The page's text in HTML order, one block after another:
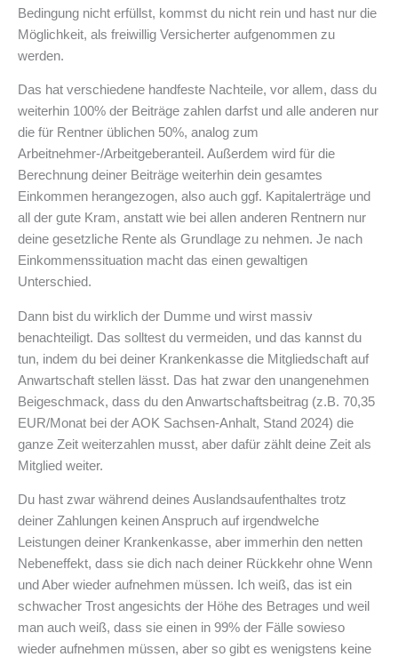
Bedingung nicht erfüllst, kommst du nicht rein und hast nur die
Möglichkeit, als freiwillig Versicherter aufgenommen zu
werden.
Das hat verschiedene handfeste Nachteile, vor allem, dass du
weiterhin 100% der Beiträge zahlen darfst und alle anderen nur
die für Rentner üblichen 50%, analog zum
Arbeitnehmer-/Arbeitgeberanteil. Außerdem wird für die
Berechnung deiner Beiträge weiterhin dein gesamtes
Einkommen herangezogen, also auch ggf. Kapitalerträge und
all der gute Kram, anstatt wie bei allen anderen Rentnern nur
deine gesetzliche Rente als Grundlage zu nehmen. Je nach
Einkommenssituation macht das einen gewaltigen
Unterschied.
Dann bist du wirklich der Dumme und wirst massiv
benachteiligt. Das solltest du vermeiden, und das kannst du
tun, indem du bei deiner Krankenkasse die Mitgliedschaft auf
Anwartschaft stellen lässt. Das hat zwar den unangenehmen
Beigeschmack, dass du den Anwartschaftsbeitrag (z.B. 70,35
EUR/Monat bei der AOK Sachsen-Anhalt, Stand 2024) die
ganze Zeit weiterzahlen musst, aber dafür zählt deine Zeit als
Mitglied weiter.
Du hast zwar während deines Auslandsaufenthaltes trotz
deiner Zahlungen keinen Anspruch auf irgendwelche
Leistungen deiner Krankenkasse, aber immerhin den netten
Nebeneffekt, dass sie dich nach deiner Rückkehr ohne Wenn
und Aber wieder aufnehmen müssen. Ich weiß, das ist ein
schwacher Trost angesichts der Höhe des Betrages und weil
man auch weiß, dass sie einen in 99% der Fälle sowieso
wieder aufnehmen müssen, aber so gibt es wenigstens keine